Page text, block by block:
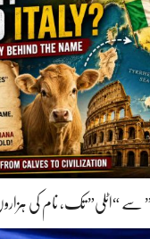
سے “اٹلی” تک، نام کی